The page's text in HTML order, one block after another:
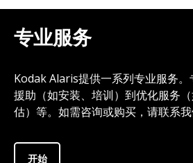
专业服务
Kodak Alaris提供一系列专业服务
援助（如安装、培训）到优化服务
估）等。如需咨询或购买，请联系我
开始